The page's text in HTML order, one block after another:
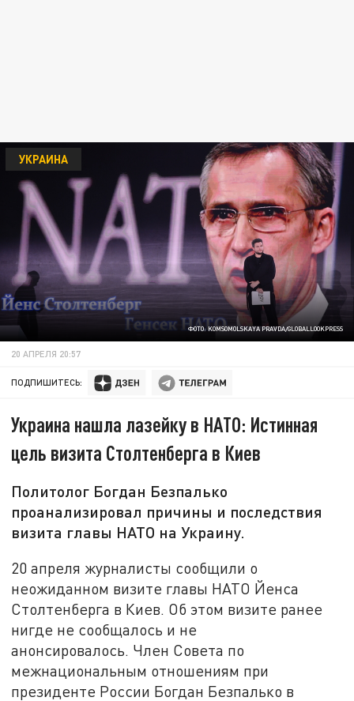
ФОТО: KOMSOMOLSKAYA PRAVDA/GLOBALLOOKPRESS
УКРАИНА
20 АПРЕЛЯ 20:57
ПОДПИШИТЕСЬ:
Украина нашла лазейку в НАТО: Истинная
цель визита Столтенберга в Киев
Политолог Богдан Безпалько
проанализировал причины и последствия
визита главы НАТО на Украину.
20 апреля журналисты сообщили о
неожиданном визите главы НАТО Йенса
Столтенберга в Киев. Об этом визите ранее
нигде не сообщалось и не
анонсировалось. Член Совета по
межнациональным отношениям при
президенте России Богдан Безпалько в